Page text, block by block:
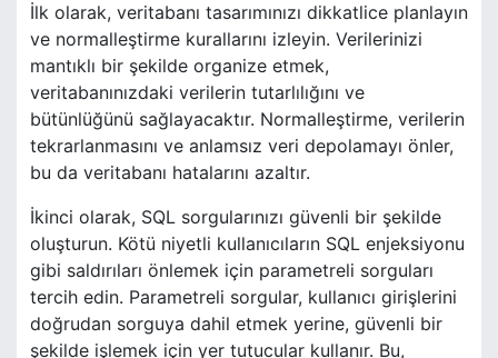
İlk olarak, veritabanı tasarımınızı dikkatlice planlayın
ve normalleştirme kurallarını izleyin. Verilerinizi
mantıklı bir şekilde organize etmek,
veritabanınızdaki verilerin tutarlılığını ve
bütünlüğünü sağlayacaktır. Normalleştirme, verilerin
tekrarlanmasını ve anlamsız veri depolamayı önler,
bu da veritabanı hatalarını azaltır.
İkinci olarak, SQL sorgularınızı güvenli bir şekilde
oluşturun. Kötü niyetli kullanıcıların SQL enjeksiyonu
gibi saldırıları önlemek için parametreli sorguları
tercih edin. Parametreli sorgular, kullanıcı girişlerini
doğrudan sorguya dahil etmek yerine, güvenli bir
şekilde işlemek için yer tutucular kullanır. Bu,